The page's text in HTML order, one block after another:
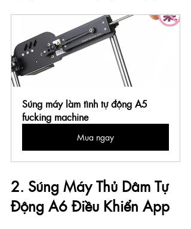
Súng máy làm tình tự động A5
fucking machine
Mua ngay
2. Súng Máy Thủ Dâm Tự
Động A6 Điều Khiển App